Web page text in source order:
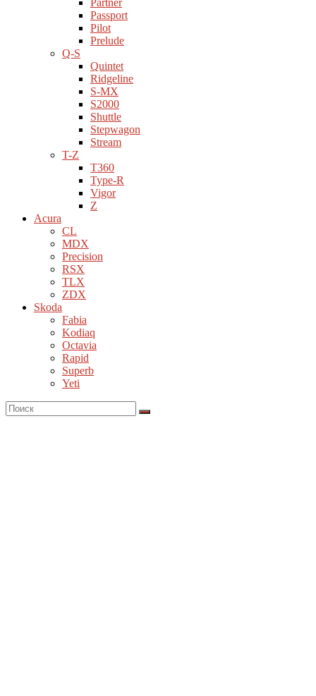
Partner
Passport
Pilot
Prelude
Q-S
Quintet
Ridgeline
S-MX
S2000
Shuttle
Stepwagon
Stream
T-Z
T360
Type-R
Vigor
Z
Acura
CL
MDX
Precision
RSX
TLX
ZDX
Skoda
Fabia
Kodiaq
Octavia
Rapid
Superb
Yeti